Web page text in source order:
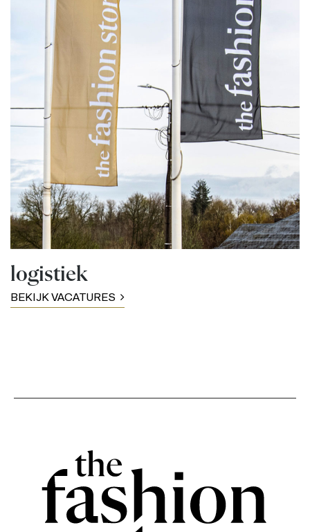
logistiek
BEKIJK VACATURES